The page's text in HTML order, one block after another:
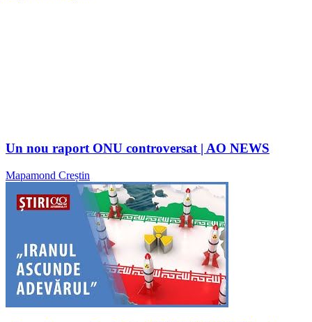
Un nou raport ONU controversat | AO NEWS
Mapamond Creștin